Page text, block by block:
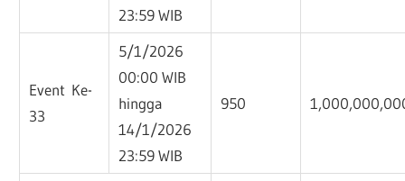
23:59 WIB
Event Ke-
33
5/1/2026
00:00 WIB
hingga
14/1/2026
23:59 WIB
950